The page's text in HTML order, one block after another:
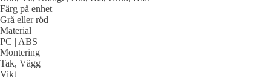
Färg på enhet
Grå eller röd
Material
PC | ABS
Montering
Tak, Vägg
Vikt